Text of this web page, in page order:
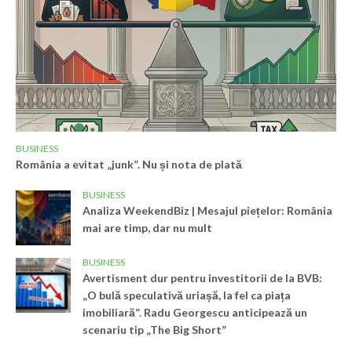
BUSINESS
România a evitat „junk”. Nu și nota de plată
BUSINESS
Analiza WeekendBiz | Mesajul piețelor: România
mai are timp, dar nu mult
BUSINESS
Avertisment dur pentru investitorii de la BVB:
„O bulă speculativă uriașă, la fel ca piața
imobiliară”. Radu Georgescu anticipează un
scenariu tip „The Big Short”